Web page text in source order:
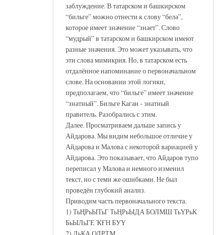
заблуждение. В татарском и башкирском
“бильге” можно отнести к слову “белә”,
которое имеет значение “знает”. Слово
“мудрый” в татарском и башкирском имеют
разные значения. Это может указывать, что
эти слова мимикрия. Но, в татарском есть
отдалённое напоминание о первоначальном
слове. На основании этой логики,
предполагаем, что “бильге” имеет значение
“знатный”. Бильге Каган - знатный
правитель. Разобрались с этим.
Далее. Просматриваем дальше запись у
Айдарова. Мы видим небольшое отличие у
Айдарова и Малова с некоторой вариацией у
Айдарова. Это показывает, что Айдаров тупо
переписал у Малова и немного изменил
текст, но с теми же ошибками. Не был
проведён глубокий анализ.
Приводим часть первоначального текста.
1) ТьҢРьЫТьГ ТьҢРьЫДА БОЛМШ ТьҮРьК
БьЫЛьГЕ ҠҒН БУҮ